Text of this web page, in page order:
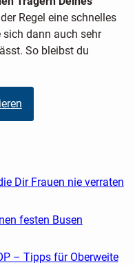
Regel eine schnelles
dann auch sehr
So bleibst du
Dir Frauen nie verraten
festen Busen
– Tipps für Oberweite